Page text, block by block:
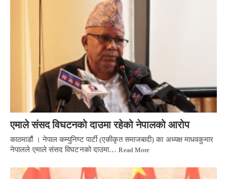
एमाले संसद विघटनको दाउमा रहेको नेपालको आरोप
काठमाडौं । नेपाल कम्युनिष्ट पार्टी (एकीकृत समाजबादी) का अध्यक्ष माधवकुमार
नेपालले एमाले संसद विघटनको दाउमा…Read More